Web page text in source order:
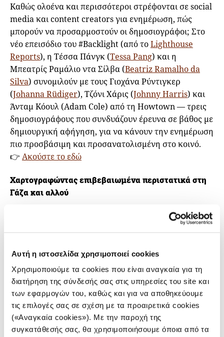
Αυτή η ιστοσελίδα χρησιμοποιεί cookies
Χρησιμοποιούμε τα cookies που είναι αναγκαία για τη
διατήρηση της σύνδεσής σας στις υπηρεσίες του site και
των εφαρμογών του, καθώς και για να αποθηκεύουμε
τις επιλογές σας σε σχέση με τα προαιρετικά cookies
(«Αναγκαία cookies»). Με την παροχή της
συγκατάθεσής σας, θα χρησιμοποιήσουμε όποια από τα
Καθώς ολοένα και περισσότεροι στρέφονται σε social
media και content creators για ενημέρωση, πώς
μπορούν να προσαρμοστούν οι δημοσιογράφοι; Στο
νέο επεισόδιο του #Backlight (από τοLighthouse
Reports), η Tέσσα Πάνγκ (Tessa Pang) και η
Μπεατρίς Ραμάλιο ντα Σίλβα (Beatriz Ramalho da
Silva) συνομιλούν με τους Γιοχάνα Ρύντιγκερ
(Johanna Rüdiger), Τζόνι Χάρις (Johnny Harris) και
Άνταμ Κόουλ (Adam Cole) από τη Howtown — τρεις
δημοσιογράφους που συνδυάζουν έρευνα σε βάθος με
δημιουργική αφήγηση, για να κάνουν την ενημέρωση
πιο προσβάσιμη και προσανατολισμένη στο κοινό.
👉 Ακούστε το εδώ
Χαρτογραφώντας επιβεβαιωμένα περιστατικά στη
Γάζα και αλλού
έχει επιβεβαιώσει οπτικό
έντασης στη Γάζα, τη Δυτική Όχθη, τον Λίβανο και το
Ισραήλ, για να κατανοήσουμε καλύτερα τι συμβαίνει
στο πεδίο. Περισσότερα από 50 επεισόδια αφορούν
παρεμπόδιση ανθρωπιστικής βοήθειας. Ο
διαδραστικός χάρτης συγκεντρώνει
γεωτοποθετημένα και χρονικά προσδιορισμένα
βίντεο από social media — κάθε «πιν» στον χάρτη